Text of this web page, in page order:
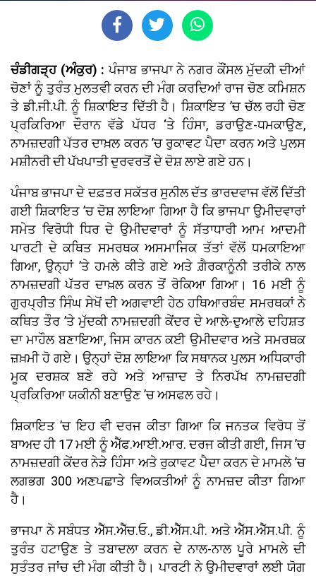
ਚੰਡੀਗੜ੍ਹ (ਅੰਕੁਰ) :ਪੰਜਾਬ ਭਾਜਪਾ ਨੇ ਨਗਰ ਕੌਂਸਲ ਮੁੱਦਕੀ ਦੀਆਂ
ਚੋਣਾਂ ਨੂੰ ਤੁਰੰਤ ਮੁਲਤਵੀ ਕਰਨ ਦੀ ਮੰਗ ਕਰਦਿਆਂ ਰਾਜ ਚੋਣ ਕਮਿਸ਼ਨ
ਤੇ ਡੀ.ਜੀ.ਪੀ. ਨੂੰ ਸ਼ਿਕਾਇਤ ਦਿੱਤੀ ਹੈ। ਸ਼ਿਕਾਇਤ ’ਚ ਚੱਲ ਰਹੀ ਚੋਣ
ਪ੍ਰਕਿਰਿਆ ਦੌਰਾਨ ਵੱਡੇ ਪੱਧਰ ‘ਤੇ ਹਿੰਸਾ, ਡਰਾਉਣ-ਧਮਕਾਉਣ,
ਨਾਮਜ਼ਦਗੀ ਪੱਤਰ ਦਾਖ਼ਲ ਕਰਨ ’ਚ ਰੁਕਾਵਟ ਪੈਦਾ ਕਰਨ ਅਤੇ ਪੁਲਸ
ਮਸ਼ੀਨਰੀ ਦੀ ਪੱਖਪਾਤੀ ਦੁਰਵਰਤੋਂ ਦੇ ਦੋਸ਼ ਲਾਏ ਗਏ ਹਨ।
ਪੰਜਾਬ ਭਾਜਪਾ ਦੇ ਦਫ਼ਤਰ ਸਕੱਤਰ ਸੁਨੀਲ ਦੱਤ ਭਾਰਦਵਾਜ ਵੱਲੋਂ ਦਿੱਤੀ
ਗਈ ਸ਼ਿਕਾਇਤ ’ਚ ਦੋਸ਼ ਲਾਇਆ ਗਿਆ ਹੈ ਕਿ ਭਾਜਪਾ ਉਮੀਦਵਾਰਾਂ
ਸਮੇਤ ਵਿਰੋਧੀ ਧਿਰ ਦੇ ਉਮੀਦਵਾਰਾਂ ਨੂੰ ਸੱਤਾਧਾਰੀ ਆਮ ਆਦਮੀ
ਪਾਰਟੀ ਦੇ ਕਥਿਤ ਸਮਰਥਕ ਅਸਮਾਜਿਕ ਤੱਤਾਂ ਵੱਲੋਂ ਧਮਕਾਇਆ
ਗਿਆ, ਉਨ੍ਹਾਂ ’ਤੇ ਹਮਲੇ ਕੀਤੇ ਗਏ ਅਤੇ ਗ਼ੈਰਕਾਨੂੰਨੀ ਤਰੀਕੇ ਨਾਲ
ਨਾਮਜ਼ਦਗੀ ਪੱਤਰ ਦਾਖ਼ਲ ਕਰਨ ਤੋਂ ਰੋਕਿਆ ਗਿਆ। 16 ਮਈ ਨੂੰ
ਗੁਰਪ੍ਰੀਤ ਸਿੰਘ ਸੇਖੋਂ ਦੀ ਅਗਵਾਈ ਹੇਠ ਹਥਿਆਰਬੰਦ ਸਮਰਥਕਾਂ ਨੇ
ਕਥਿਤ ਤੌਰ ’ਤੇ ਮੁੱਦਕੀ ਨਾਮਜ਼ਦਗੀ ਕੇਂਦਰ ਦੇ ਆਲੇ-ਦੁਆਲੇ ਦਹਿਸ਼ਤ
ਦਾ ਮਾਹੌਲ ਬਣਾਇਆ, ਜਿਸ ਕਾਰਨ ਕਈ ਉਮੀਦਵਾਰ ਅਤੇ ਸਮਰਥਕ
ਜ਼ਖ਼ਮੀ ਹੋ ਗਏ। ਉਨ੍ਹਾਂ ਦੋਸ਼ ਲਾਇਆ ਕਿ ਸਥਾਨਕ ਪੁਲਸ ਅਧਿਕਾਰੀ
ਮੂਕ ਦਰਸ਼ਕ ਬਣੇ ਰਹੇ ਅਤੇ ਆਜ਼ਾਦ ਤੇ ਨਿਰਪੱਖ ਨਾਮਜ਼ਦਗੀ
ਪ੍ਰਕਿਰਿਆ ਯਕੀਨੀ ਬਣਾਉਣ ’ਚ ਅਸਫਲ ਰਹੇ।
ਸ਼ਿਕਾਇਤ ’ਚ ਇਹ ਵੀ ਦਰਜ ਕੀਤਾ ਗਿਆ ਕਿ ਜਨਤਕ ਵਿਰੋਧ ਤੋਂ
ਬਾਅਦ ਹੀ 17 ਮਈ ਨੂੰ ਐੱਫ.ਆਈ.ਆਰ. ਦਰਜ ਕੀਤੀ ਗਈ, ਜਿਸ ’ਚ
ਨਾਮਜ਼ਦਗੀ ਕੇਂਦਰ ਨੇੜੇ ਹਿੰਸਾ ਅਤੇ ਰੁਕਾਵਟ ਪੈਦਾ ਕਰਨ ਦੇ ਮਾਮਲੇ ’ਚ
ਲਗਭਗ 300 ਅਣਪਛਾਤੇ ਵਿਅਕਤੀਆਂ ਨੂੰ ਨਾਮਜ਼ਦ ਕੀਤਾ ਗਿਆ
ਹੈ।
ਭਾਜਪਾ ਨੇ ਸਬੰਧਤ ਐੱਸ.ਐੱਚ.ਓ., ਡੀ.ਐੱਸ.ਪੀ. ਅਤੇ ਐੱਸ.ਐੱਸ.ਪੀ. ਨੂੰ
ਤੁਰੰਤ ਹਟਾਉਣ ਤੇ ਤਬਾਦਲਾ ਕਰਨ ਦੇ ਨਾਲ-ਨਾਲ ਪੂਰੇ ਮਾਮਲੇ ਦੀ
ਸੁਤੰਤਰ ਜਾਂਚ ਦੀ ਮੰਗ ਕੀਤੀ ਹੈ। ਪਾਰਟੀ ਨੇ ਉਮੀਦਵਾਰਾਂ ਲਈ ਯੋਗ